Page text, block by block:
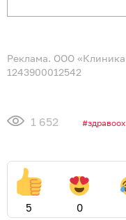
Реклама. ООО
1243900012542
1 652
5 0